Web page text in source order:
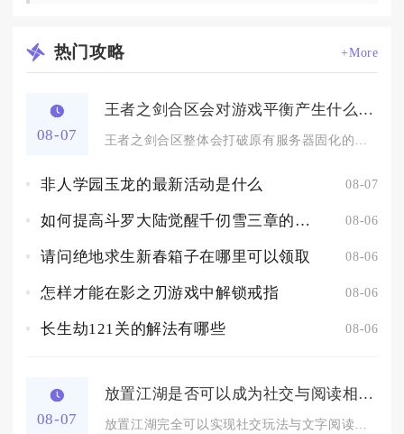
热门攻略 +More
08-07
王者之剑合区会对游戏平衡产生什么影响
非人学园玉龙的最新活动是什么 08-07
如何提高斗罗大陆觉醒千仞雪三章的通关效率 08-06
请问绝地求生新春箱子在哪里可以领取 08-06
怎样才能在影之刃游戏中解锁戒指 08-06
长生劫121关的解法有哪些 08-06
08-07
放置江湖是否可以成为社交与阅读相结合的方式
放置江湖完全可以实现社交玩法与文字阅读内容深度结合，是文字武...